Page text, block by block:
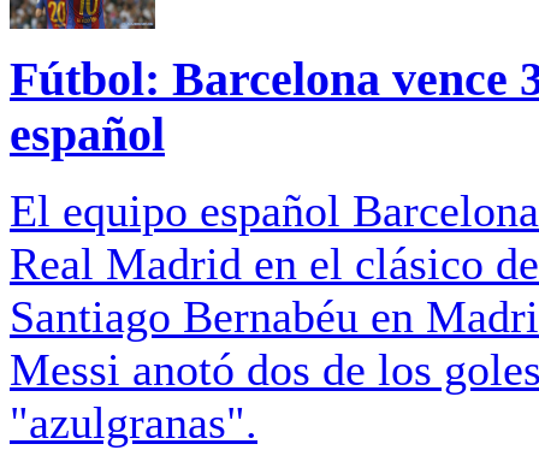
Fútbol: Barcelona vence
español
El equipo español
Real Madrid en el clásico
Santiago Bernabéu en
Messi anotó dos de los
"azulgranas".